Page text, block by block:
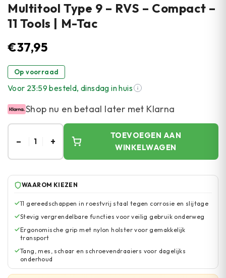
Multitool Type 9 – RVS – Compact –
11 Tools | M-Tac
€37,95
Op voorraad
Voor 23:59 besteld, dinsdag in huis
Shop nu en betaal later met Klarna
– 1 +
TOEVOEGEN AAN
WINKELWAGEN
WAAROM KIEZEN
11 gereedschappen in roestvrij staal tegen corrosie en slijtage
Stevig vergrendelbare functies voor veilig gebruik onderweg
Ergonomische grip met nylon holster voor gemakkelijk
transport
Tang, mes, schaar en schroevendraaiers voor dagelijks
onderhoud